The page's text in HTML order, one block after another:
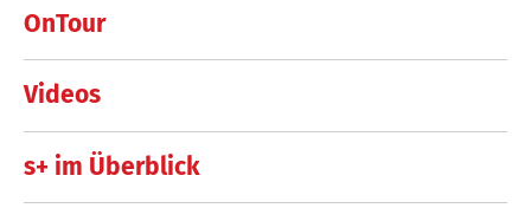
OnTour
Videos
s+ im Überblick